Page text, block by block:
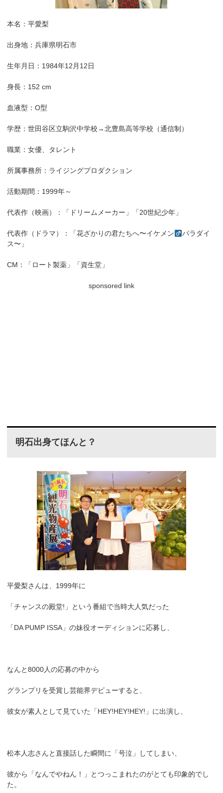
本名：平愛梨
出身地：兵庫県明石市
生年月日：1984年12月12日
身長：152 cm
血液型：O型
学歴：世田谷区立駒沢中学校→北豊島高等学校（通信制）
職業：女優、タレント
所属事務所：ライジングプロダクション
活動期間：1999年～
代表作（映画）：「ドリームメーカー」「20世紀少年」
代表作（ドラマ）：「花ざかりの君たちへ〜イケメン
パラダイ
ス〜」
CM：「ロート製薬」「資生堂」
sponsored link
明石出身てほんと？
平愛梨さんは、1999年に
「チャンスの殿堂!」という番組で当時大人気だった
「DA PUMP ISSA」の妹役オーディションに応募し、
なんと8000人の応募の中から
グランプリを受賞し芸能界デビューすると、
彼女が素人として見ていた「HEY!HEY!HEY!」に出演し、
松本人志さんと直接話した瞬間に「号泣」してしまい、
彼から「なんでやねん！」とつっこまれたのがとても印象的でし
た。